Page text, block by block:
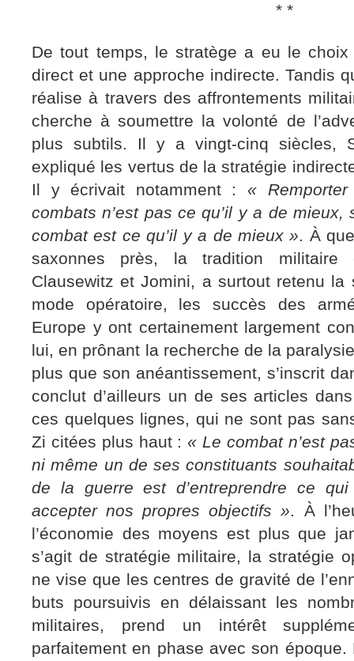
* *
De tout temps, le stratège a eu le choix
direct et une approche indirecte. Tandis
réalise à travers des affrontements
cherche à soumettre la volonté de
plus subtils. Il y a vingt-cinq siècles,
expliqué les vertus de la stratégie
Il y écrivait notamment : «
combats n’est pas ce qu’il y a de mieux,
combat est ce qu’il y a de mieux ». À
saxonnes près, la tradition militaire
Clausewitz et Jomini, a surtout retenu la
mode opératoire, les succès des
Europe y ont certainement largement
lui, en prônant la recherche de la
plus que son anéantissement, s’inscrit
conclut d’ailleurs un de ses articles dans
ces quelques lignes, qui ne sont pas
Zi citées plus haut :« Le combat n’est
ni même un de ses constituants
de la guerre est d’entreprendre ce qui
accepter nos propres objectifs ». À
l’économie des moyens est plus que
s’agit de stratégie militaire, la stratégie
ne vise que les centres de gravité de
buts poursuivis en délaissant les
militaires, prend un intérêt
parfaitement en phase avec son